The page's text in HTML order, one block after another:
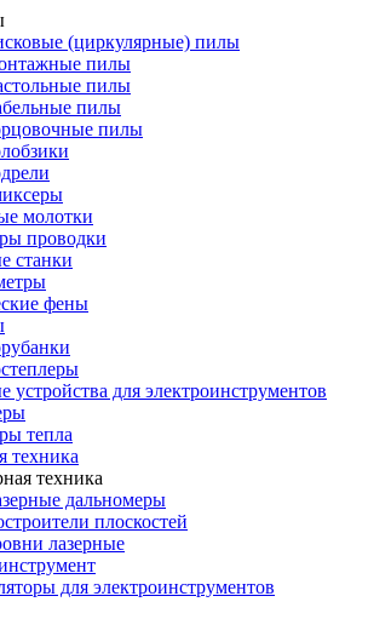
(циркулярные) пилы
пилы
пилы
пилы
пилы
молотки
проводки
станки
фены
устройства для электроинструментов
тепла
техника
техника
дальномеры
плоскостей
лазерные
для электроинструментов